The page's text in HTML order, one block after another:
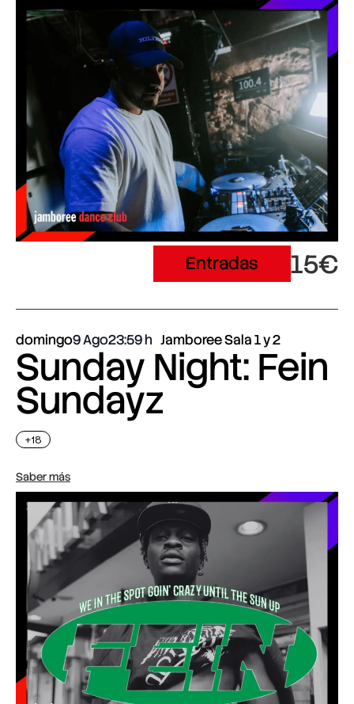
Entradas 15€
domingo9 Ago23:59 Jamboree Sala 1 y 2
Sunday Night: Fein
Sundayz
+18
Saber más